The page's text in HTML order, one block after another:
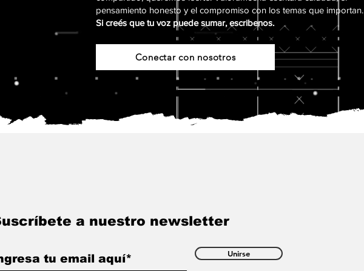
pensamiento honesto y el compromiso con los temas que importan.
Si creés que tu voz puede sumar, escribenos.
Conectar con nosotros
a nuestro newsletter
Unirse